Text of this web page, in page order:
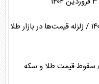
قیمت جدید طلا و سکه ۵ خرداد ماه ۱۴۰۴ / زلزله قیمت‌ها در بازار طلا